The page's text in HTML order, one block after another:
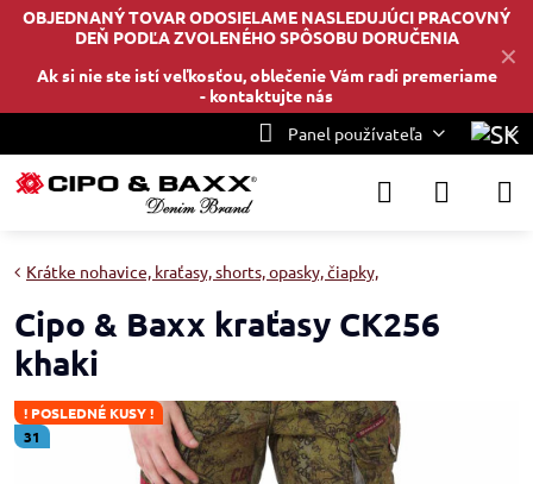
✕
OBJEDNANÝ TOVAR ODOSIELAME NASLEDUJÚCI PRACOVNÝ
DEŇ PODĽA ZVOLENÉHO SPÔSOBU DORUČENIA
Ak si nie ste istí veľkosťou, oblečenie Vám radi premeriame
- kontaktujte nás
Panel používateľa
! POSLEDNÉ KUSY !
31
Krátke nohavice, kraťasy, shorts, opasky, čiapky,
Cipo & Baxx kraťasy CK256
khaki